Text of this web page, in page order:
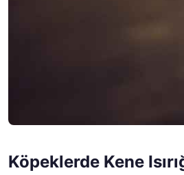
Köpeklerde Kene